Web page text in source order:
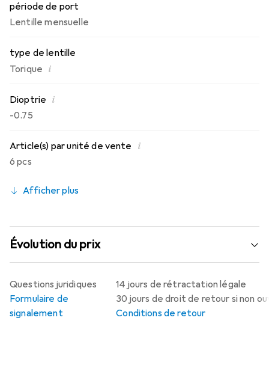
période de port
Lentille mensuelle
type de lentille
Torique i
Dioptrie i
-0.75
Article(s) par unité de vente i
6 pcs
Afficher plus
Évolution du prix
14 jours de rétractation légale
30 jours de droit de retour si non
Conditions de retour
Questions juridiques
Formulaire de
signalement